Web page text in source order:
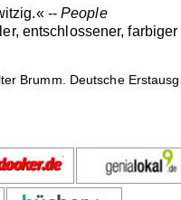
--People
entschlossener,
Brumm. Deutsche